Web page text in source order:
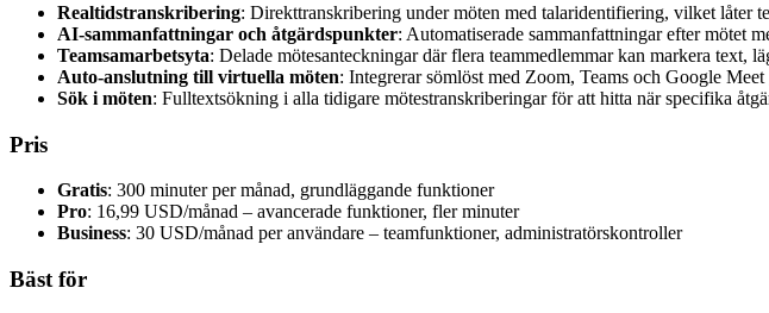
Realtidstranskribering: Direkttranskribering under möten med talaridentifiering, vilket låter
AI-sammanfattningar och åtgärdspunkter: Automatiserade sammanfattningar efter mötet
Teamsamarbetsyta: Delade mötesanteckningar där flera teammedlemmar kan markera
Auto-anslutning till virtuella möten: Integrerar sömlöst med Zoom, Teams och Google
Sök i möten: Fulltextsökning i alla tidigare mötestranskriberingar för att hitta när specifika
Pris
Gratis: 300 minuter per månad, grundläggande funktioner
Pro: 16,99 USD/månad – avancerade funktioner, fler minuter
Business: 30 USD/månad per användare – teamfunktioner, administratörskontroller
Bäst för